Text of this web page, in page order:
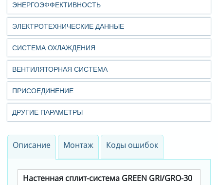
ЭНЕРГОЭФФЕКТИВНОСТЬ
ЭЛЕКТРОТЕХНИЧЕСКИЕ ДАННЫЕ
СИСТЕМА ОХЛАЖДЕНИЯ
ВЕНТИЛЯТОРНАЯ СИСТЕМА
ПРИСОЕДИНЕНИЕ
ДРУГИЕ ПАРАМЕТРЫ
Описание Монтаж Коды ошибок
Настенная сплит-система GREEN GRI/GRO-30